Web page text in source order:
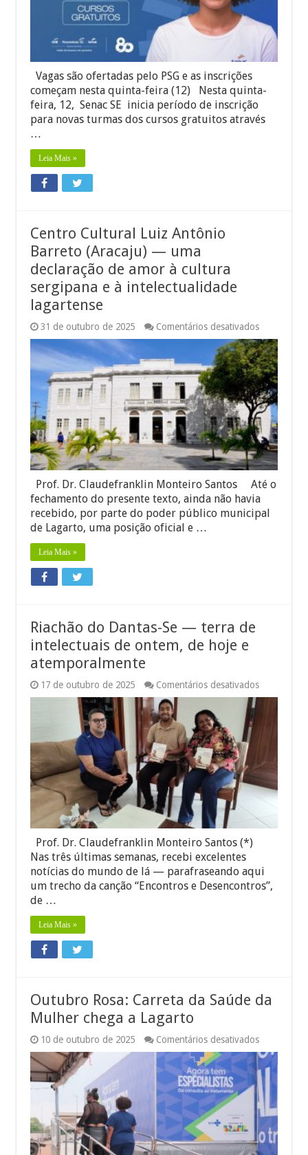
em
cursos
gratuitos
em
quatro
municípios
Vagas são ofertadas pelo PSG e as inscrições
começam nesta quinta-feira (12) Nesta quinta-
feira, 12, Senac SE inicia período de inscrição
para novas turmas dos cursos gratuitos através
…
Leia Mais »
Centro Cultural Luiz Antônio
Barreto (Aracaju) — uma
declaração de amor à cultura
sergipana e à intelectualidade
lagartense
31 de outubro de 2025 Comentários desativadosem
Centro
Cultural
Luiz
Antônio
Barreto
(Aracaju)
—
uma
declaração
de
amor
à
cultura
sergipana
e
à
Prof. Dr. Claudefranklin Monteiro Santos Até o
fechamento do presente texto, ainda não havia
recebido, por parte do poder público municipal
de Lagarto, uma posição oficial e …
Leia Mais »
Riachão do Dantas-Se — terra de
intelectuais de ontem, de hoje e
atemporalmente
17 de outubro de 2025 Comentários desativadosem
Riachão
de
intelectuais
ontem,
e
Prof. Dr. Claudefranklin Monteiro Santos (*)
Nas três últimas semanas, recebi excelentes
notícias do mundo de lá — parafraseando aqui
um trecho da canção “Encontros e Desencontros”,
de …
Leia Mais »
Outubro Rosa: Carreta da Saúde da
Mulher chega a Lagarto
10 de outubro de 2025 Comentários desativadosem
Outubro
Rosa:
Carreta
da
Saúde
da
Mulher
chega
a
Lagarto